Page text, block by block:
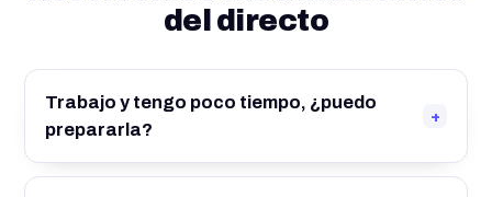
del directo
Trabajo y tengo poco tiempo, ¿puedo
prepararla?
+